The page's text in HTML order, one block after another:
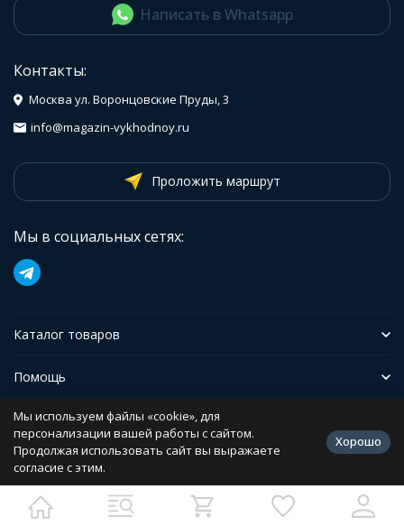
Написать в Whatsapp
Контакты:
Москва ул. Воронцовские Пруды, 3
info@magazin-vykhodnoy.ru
Проложить маршрут
Мы в социальных сетях:
Каталог товаров
Помощь
Иформация
Политика персональных данных
Разработано в
bodysite.ru
Мы используем файлы «cookie», для
персонализации вашей работы с сайтом.
Продолжая использовать сайт вы выражаете
согласие с этим.
Хорошо